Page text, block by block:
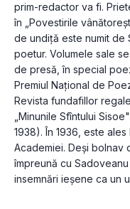
prim-redactor va fi.
în „Povestirile
de undiţă este numit de
poetur. Volumele sale
de presă, în special
Premiul Naţional de
Revista fundafillor
„Minunile Sfîntului
1938). În 1936, este
Academiei. Deşi bolnav
împreună cu
insemnări ieşene ca un